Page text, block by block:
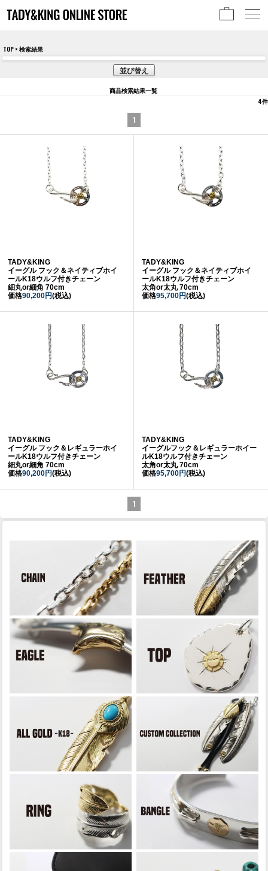
TOP > 検索結果
並び替え
商品検索結果一覧
4件
1
TADY&KING
イーグル フック＆ネイティブホイ
ールK18ウルフ付きチェーン
細丸or細角 70cm
価格90,200円(税込)
TADY&KING
イーグル フック＆ネイティブホイ
ールK18ウルフ付きチェーン
太角or太丸 70cm
価格95,700円(税込)
TADY&KING
イーグル フック＆レギュラーホイ
ールK18ウルフ付きチェーン
細丸or細角 70cm
価格90,200円(税込)
TADY&KING
イーグルフック＆レギュラーホイー
ルK18ウルフ付きチェーン
太角or太丸 70cm
価格95,700円(税込)
1